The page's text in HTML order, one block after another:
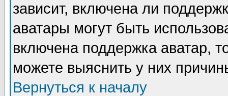
зависит, включена ли
аватары могут быть
включена поддержка аватар,
можете выяснить у них
Вернуться к началу